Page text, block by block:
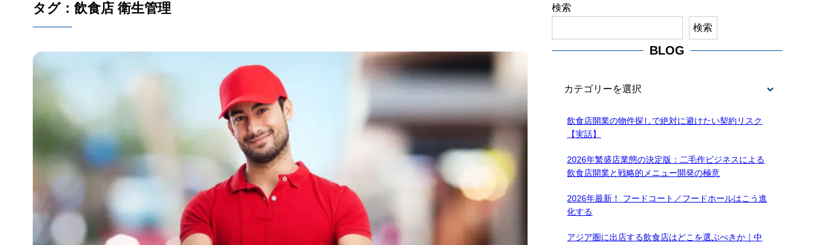
タグ：飲食店 衛生管理
検索
検索
BLOG
BLOG
飲食店開業の物件探しで絶対に避けたい契約リスク
【実話】
2026年繁盛店業態の決定版：二毛作ビジネスによる
飲食店開業と戦略的メニュー開発の極意
2026年最新！ フードコート／フードホールはこう進
化する
アジア圏に出店する飲食店はどこを選ぶべきか｜中